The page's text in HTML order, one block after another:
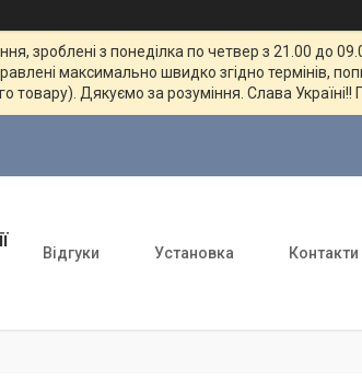
зроблені з понеділка по четвер з 21.00 до
максимально швидко згідно термінів,
товару). Дякуємо за розуміння. Слава Україні!!
Відгуки Установка Контакти